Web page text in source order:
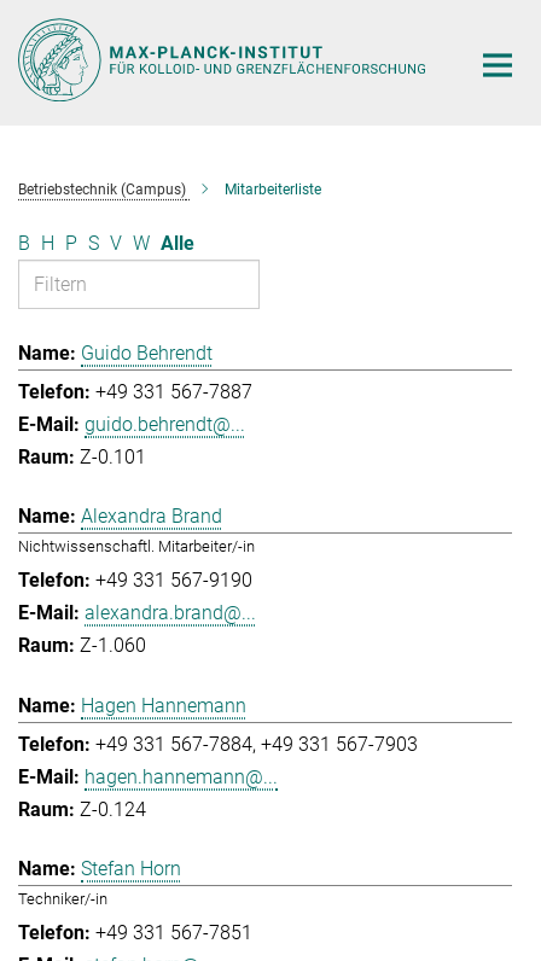
Hauptinhalt
Betriebstechnik (Campus) Mitarbeiterliste
B H P S V W Alle
Guido Behrendt
+49 331 567-7887
guido.behrendt@...
Z-0.101
Alexandra Brand
Nichtwissenschaftl. Mitarbeiter/-in
+49 331 567-9190
alexandra.brand@...
Z-1.060
Hagen Hannemann
+49 331 567-7884 +49 331 567-7903
hagen.hannemann@...
Z-0.124
Stefan Horn
Techniker/-in
+49 331 567-7851